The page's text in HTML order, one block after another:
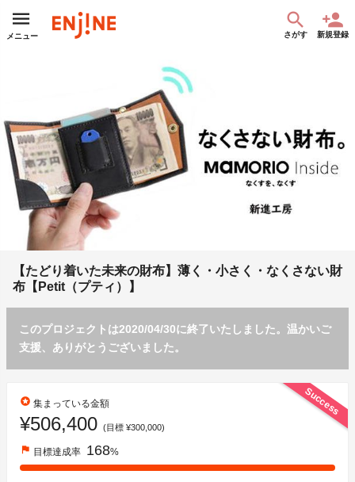
メニュー さがす 新規登録
【たどり着いた未来の財布】薄く・小さく・なくさない財
布【Petit（プティ）】
このプロジェクトは2020/04/30に終了いたしました。温かいご
支援、ありがとうございました。
Success
stars 集まっている金額
¥506,400 (目標 ¥300,000)
flag 目標達成率 168%